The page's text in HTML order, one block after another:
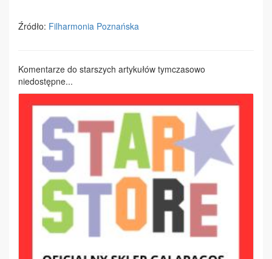
Źródło: Filharmonia Poznańska
Komentarze do starszych artykułów tymczasowo
niedostępne...